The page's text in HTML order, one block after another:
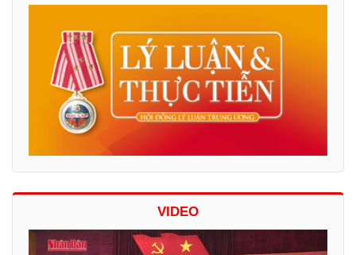
VIDEO